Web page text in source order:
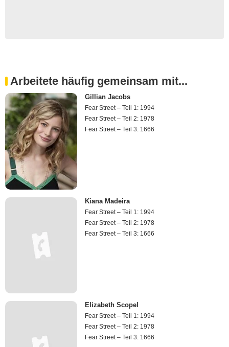
Arbeitete häufig gemeinsam mit...
Gillian Jacobs
Fear Street – Teil 1: 1994
Fear Street – Teil 2: 1978
Fear Street – Teil 3: 1666
Kiana Madeira
Fear Street – Teil 1: 1994
Fear Street – Teil 2: 1978
Fear Street – Teil 3: 1666
Elizabeth Scopel
Fear Street – Teil 1: 1994
Fear Street – Teil 2: 1978
Fear Street – Teil 3: 1666